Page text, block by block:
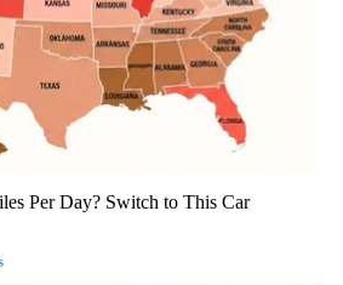
Per Day? Switch to This Car